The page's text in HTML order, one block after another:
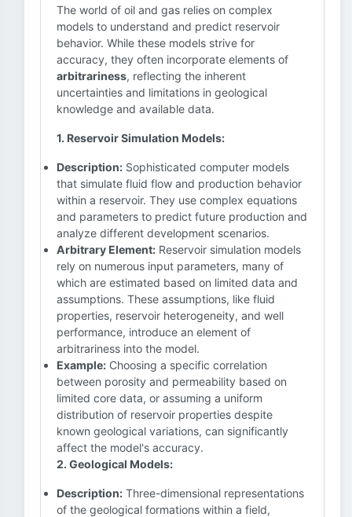
The world of oil and gas relies on complex
models to understand and predict reservoir
behavior. While these models strive for
accuracy, they often incorporate elements of
arbitrariness, reflecting the inherent
uncertainties and limitations in geological
knowledge and available data.
1. Reservoir Simulation Models:
Description: Sophisticated computer models
that simulate fluid flow and production behavior
within a reservoir. They use complex equations
and parameters to predict future production and
analyze different development scenarios.
Arbitrary Element: Reservoir simulation models
rely on numerous input parameters, many of
which are estimated based on limited data and
assumptions. These assumptions, like fluid
properties, reservoir heterogeneity, and well
performance, introduce an element of
arbitrariness into the model.
Example: Choosing a specific correlation
between porosity and permeability based on
limited core data, or assuming a uniform
distribution of reservoir properties despite
known geological variations, can significantly
affect the model's accuracy.
2. Geological Models:
Description: Three-dimensional representations
of the geological formations within a field,